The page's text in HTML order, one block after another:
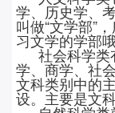
学、历史学、
叫做“文学部”
习文学的学部
社会科学
学、商学、社
文科类别中的
设。主要是文